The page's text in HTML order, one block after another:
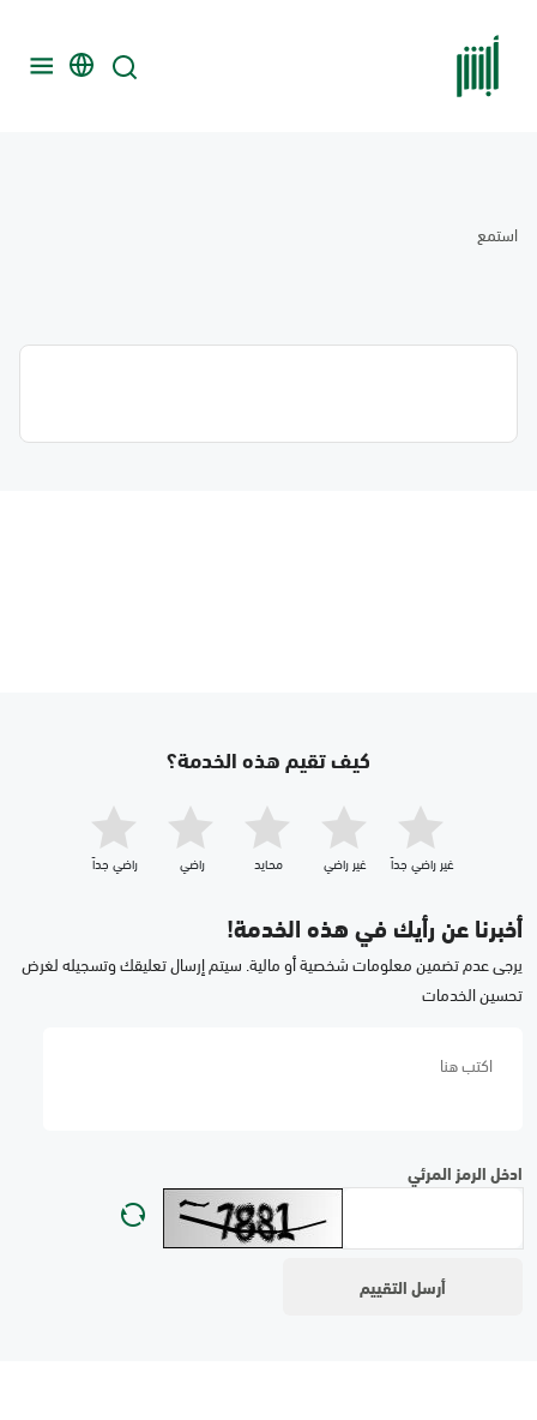
استمع
كيف تقيم هذه الخدمة؟
غير راضي جداّ غير راضي محايد راضي راضي جداّ
أخبرنا عن رأيك في هذه الخدمة!
يرجى عدم تضمين معلومات شخصية أو مالية. سيتم إرسال تعليقك وتسجيله لغرض
تحسين الخدمات
ادخل الرمز المرئي